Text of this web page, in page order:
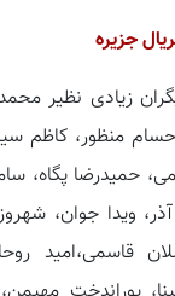
جزیره
زیادی نظیر
منظور، کاظم
حمیدرضا پگاه،
ویدا جوان،
قاسمی،امید